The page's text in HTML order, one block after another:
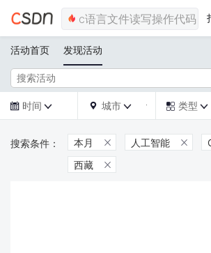
活动首页 发现活动
 时间   城市   类型 
本月  人工智能 
西藏 